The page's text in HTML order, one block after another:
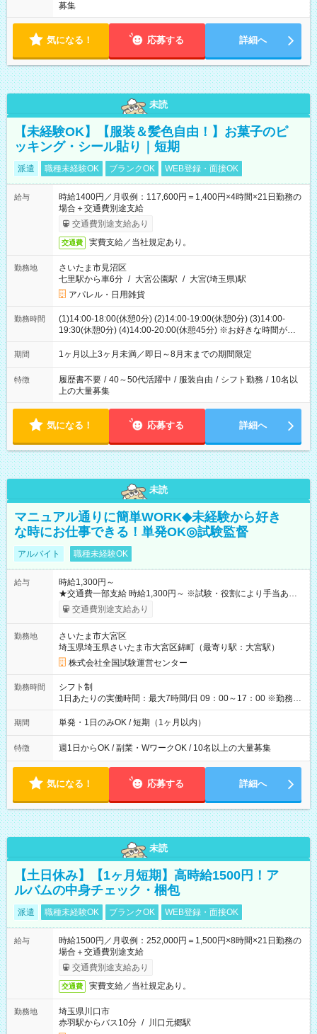
募集
気になる！ 応募する 詳細へ
未読
【未経験OK】【服装＆髪色自由！】お菓子のピ
ッキング・シール貼り｜短期
派遣 職種未経験OK ブランクOK WEB登録・面接OK
給与
時給1400円／月収例：117,600円＝1,400円×4時間×21日勤務の
場合＋交通費別途支給
交通費別途支給あり
交通費 実費支給／当社規定あり。
勤務地
さいたま市見沼区
七里駅から車6分 / 大宮公園駅 / 大宮(埼玉県)駅
アパレル・日用雑貨
勤務時間
(1)14:00-18:00(休憩0分) (2)14:00-19:00(休憩0分) (3)14:00-
19:30(休憩0分) (4)14:00-20:00(休憩45分) ※お好きな時間が選べ
ます
期間 1ヶ月以上3ヶ月未満／即日～8月末までの期間限定
特徴 履歴書不要 / 40～50代活躍中 / 服装自由 / シフト勤務 / 10名以
上の大量募集
気になる！ 応募する 詳細へ
未読
マニュアル通りに簡単WORK◆未経験から好き
な時にお仕事できる！単発OK◎試験監督
アルバイト 職種未経験OK
給与
時給1,300円～
★交通費一部支給 時給1,300円～ ※試験・役割により手当あり
※勤務回数により昇給あり 【即給（前払い）オプションあ
り！】 希望される場合、勤務から1週間ほどで給与の一部を受け
例】 ・河合塾模擬試験 8:30～17:30（休憩1時間） 時給1,300円
×8時間＝日収10,400円＋交通費 ※当日の役割により時給＋100
円の場合あり ・国家試験 7:00～13:30（休憩なし） 時給1,300
円（役割手当＋100円）×6時間＝日収8,400円＋交通費 【試用期
間】試用期間なし
交通費別途支給あり
勤務地
さいたま市大宮区
埼玉県埼玉県さいたま市大宮区錦町（最寄り駅：大宮駅）
株式会社全国試験運営センター
勤務時間
シフト制
1日あたりの実働時間：最大7時間/日 09：00～17：00 ※勤務時
間は 試験により異なります。
期間 単発・1日のみOK / 短期（1ヶ月以内）
特徴 週1日からOK / 副業・WワークOK / 10名以上の大量募集
気になる！ 応募する 詳細へ
未読
【土日休み】【1ヶ月短期】高時給1500円！ア
ルバムの中身チェック・梱包
派遣 職種未経験OK ブランクOK WEB登録・面接OK
給与
時給1500円／月収例：252,000円＝1,500円×8時間×21日勤務の
場合＋交通費別途支給
交通費別途支給あり
交通費 実費支給／当社規定あり。
勤務地
埼玉県川口市
赤羽駅からバス10分 / 川口元郷駅